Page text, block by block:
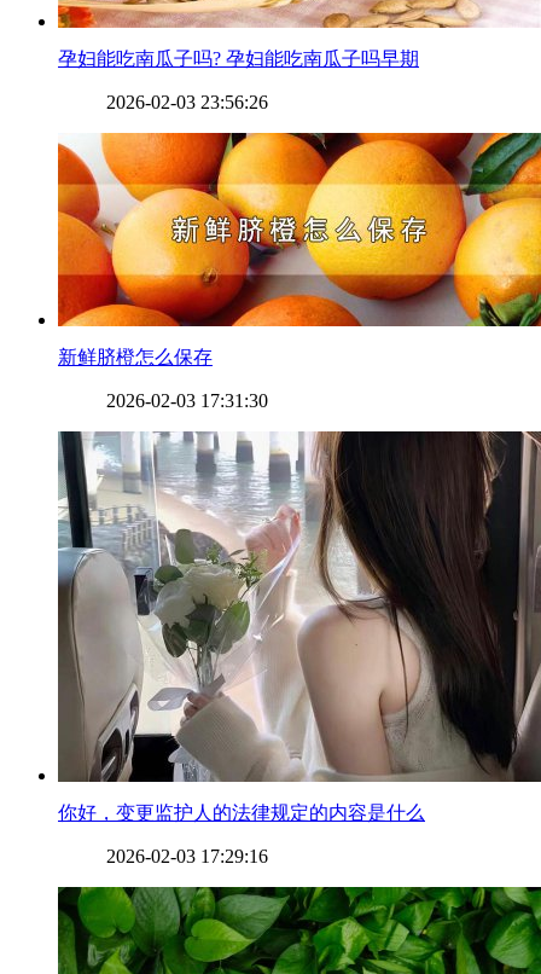
​孕妇能吃南瓜子吗? 孕妇能吃南瓜子吗早期
2026-02-03 23:56:26
​新鲜脐橙怎么保存
2026-02-03 17:31:30
​你好，变更监护人的法律规定的内容是什么
2026-02-03 17:29:16